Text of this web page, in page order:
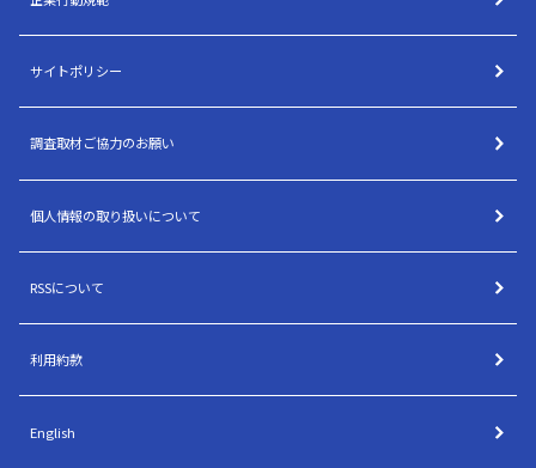
サイトポリシー
調査取材ご協力のお願い
個人情報の取り扱いについて
RSSについて
利用約款
English